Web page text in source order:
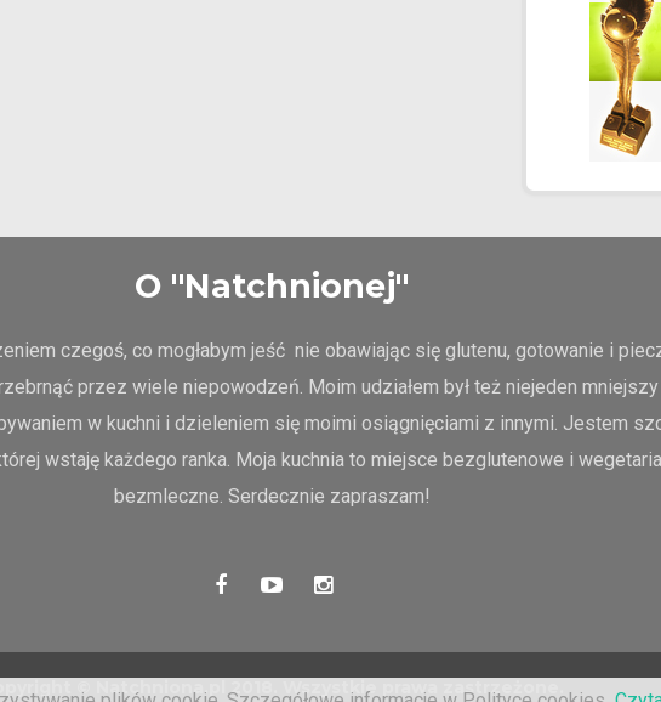
O "Natchnionej"
czegoś, co mogłabym jeść nie obawiając się glutenu, gotowanie i
przez wiele niepowodzeń. Moim udziałem był też niejeden
w kuchni i dzieleniem się moimi osiągnięciami z innymi. Jestem
wstaję każdego ranka. Moja kuchnia to miejsce bezglutenowe i
bezmleczne. Serdecznie zapraszam!
© Natchniona.pl 2018. Wszystkie prawa zastrzeżone.